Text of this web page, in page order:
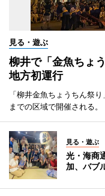
見る・遊ぶ
柳井で「金魚ちょ
地方初運行
「柳井金魚ちょうちん祭
までの区域で開催される。
見る・遊ぶ
光・海商
加、バブ